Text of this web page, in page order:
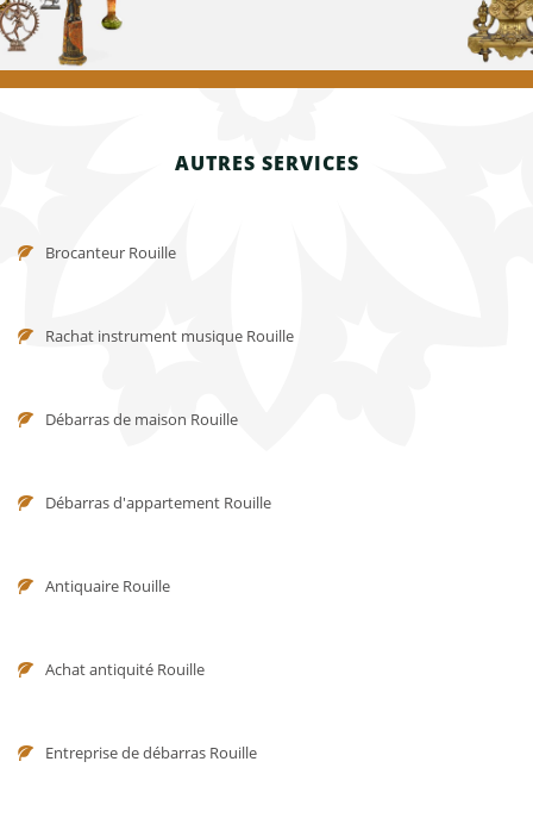
AUTRES SERVICES
Brocanteur Rouille
Rachat instrument musique Rouille
Débarras de maison Rouille
Débarras d'appartement Rouille
Antiquaire Rouille
Achat antiquité Rouille
Entreprise de débarras Rouille